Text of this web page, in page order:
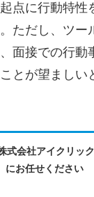
点に行動特性
ただし、ツー
面接での行動
とが望ましい
式会社アイクリッ
にお任せください